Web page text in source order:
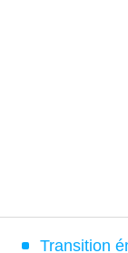
Transition